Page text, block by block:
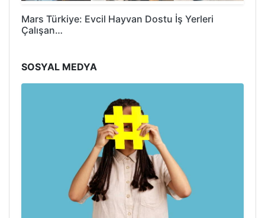
Mars Türkiye: Evcil Hayvan Dostu İş Yerleri
Çalışan…
SOSYAL MEDYA